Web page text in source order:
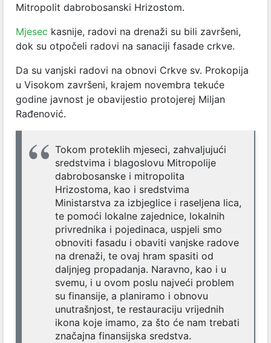
Mitropolit dabrobosanski Hrizostom.
Mjesec kasnije, radovi na drenaži su bili završeni,
dok su otpočeli radovi na sanaciji fasade crkve.
Da su vanjski radovi na obnovi Crkve sv. Prokopija
u Visokom završeni, krajem novembra tekuće
godine javnost je obavijestio protojerej Miljan
Rađenović.
Tokom proteklih mjeseci, zahvaljujući
sredstvima i blagoslovu Mitropolije
dabrobosanske i mitropolita
Hrizostoma, kao i sredstvima
Ministarstva za izbjeglice i raseljena lica,
te pomoći lokalne zajednice, lokalnih
privrednika i pojedinaca, uspjeli smo
obnoviti fasadu i obaviti vanjske radove
na drenaži, te ovaj hram spasiti od
daljnjeg propadanja. Naravno, kao i u
svemu, i u ovom poslu najveći problem
su finansije, a planiramo i obnovu
unutrašnjost, te restauraciju vrijednih
ikona koje imamo, za što će nam trebati
značajna finansijska sredstva.